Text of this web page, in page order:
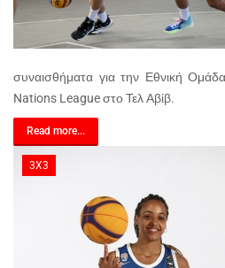
συναισθήματα για την Εθνική
Nations League στο Τελ Αβίβ.
Read more...
3X3